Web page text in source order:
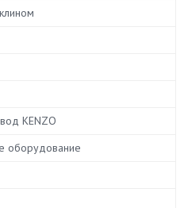
KENZO
оборудование